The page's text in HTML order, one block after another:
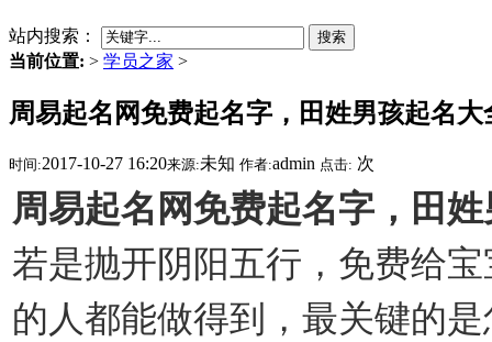
站内搜索： 搜索
当前位置: > 学员之家 >
周易起名网免费起名字，田姓男孩起名大
时间:2017-10-27 16:20来源:未知 作者:admin 点击: 次
周易起名网免费起名字，田
若是抛开阴阳五行，免费给
的人都能做得到，最关键的